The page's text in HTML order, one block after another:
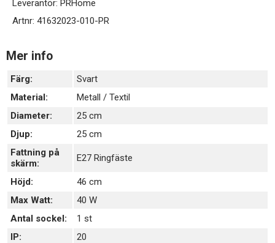
Leverantör: PRHome
Artnr: 41632023-010-PR
Mer info
Färg:
Svart
Material:
Metall / Textil
Diameter:
25 cm
Djup:
25 cm
Fattning på
skärm:
E27 Ringfäste
Höjd:
46 cm
Max Watt:
40 W
Antal sockel:
1 st
IP:
20